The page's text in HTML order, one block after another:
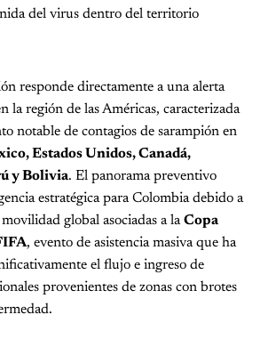
del virus dentro del territorio
responde directamente a una alerta
la región de las Américas, caracterizada
notable de contagios de sarampión en
Estados Unidos, Canadá,
y Bolivia. El panorama preventivo
estratégica para Colombia debido a
global asociadas a laCopa
, evento de asistencia masiva que ha
el flujo e ingreso de
provenientes de zonas con brotes